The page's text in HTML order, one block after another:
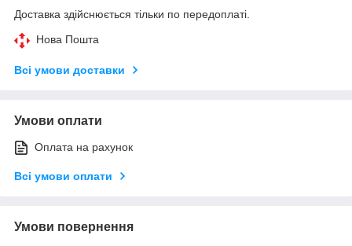
Доставка здійснюється тільки по передоплаті.
Нова Пошта
Всі умови доставки
Умови оплати
Оплата на рахунок
Всі умови оплати
Умови повернення